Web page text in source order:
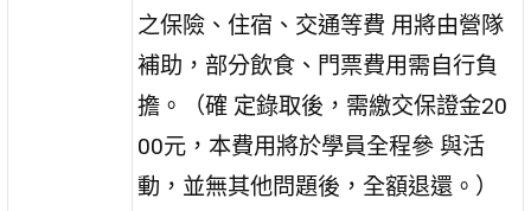
之保險、住宿、交通等費 用將由營隊
補助，部分飲食、門票費用需自行負
擔。（確 定錄取後，需繳交保證金20
00元，本費用將於學員全程參 與活
動，並無其他問題後，全額退還。）